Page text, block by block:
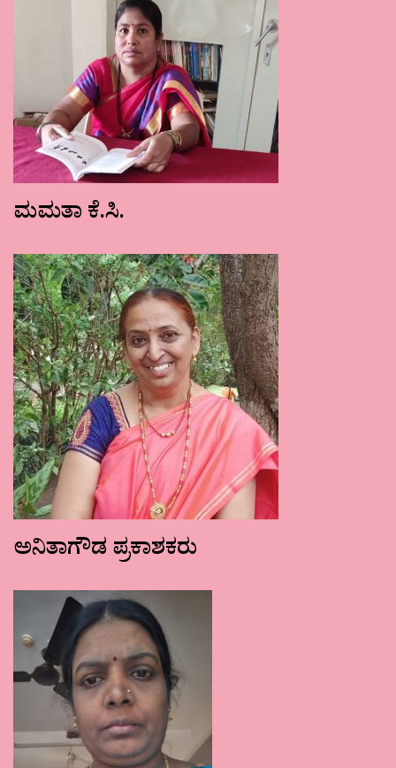
ಮಮತಾ ಕೆ.ಸಿ.
ಅನಿತಾಗೌಡ ಪ್ರಕಾಶಕರು